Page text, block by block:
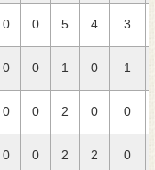
0 0 5 4 3
0 0 1 0 1
0 0 2 0 0
0 0 2 2 0